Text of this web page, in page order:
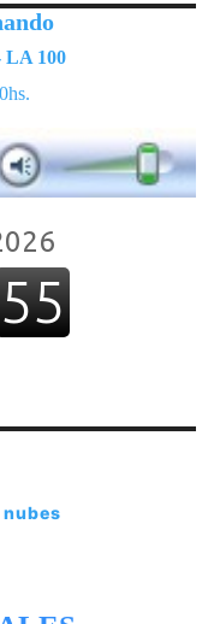
LA 100